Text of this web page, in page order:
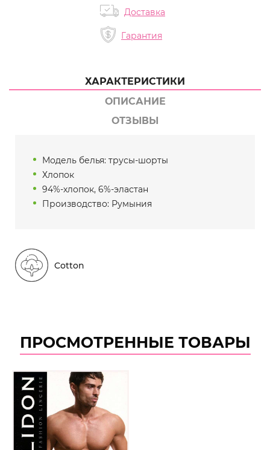
Доставка
Гарантия
ХАРАКТЕРИСТИКИ
ОПИСАНИЕ
ОТЗЫВЫ
Модель белья: трусы-шорты
Хлопок
94%-хлопок, 6%-эластан
Производство: Румыния
Cotton
ПРОСМОТРЕННЫЕ ТОВАРЫ